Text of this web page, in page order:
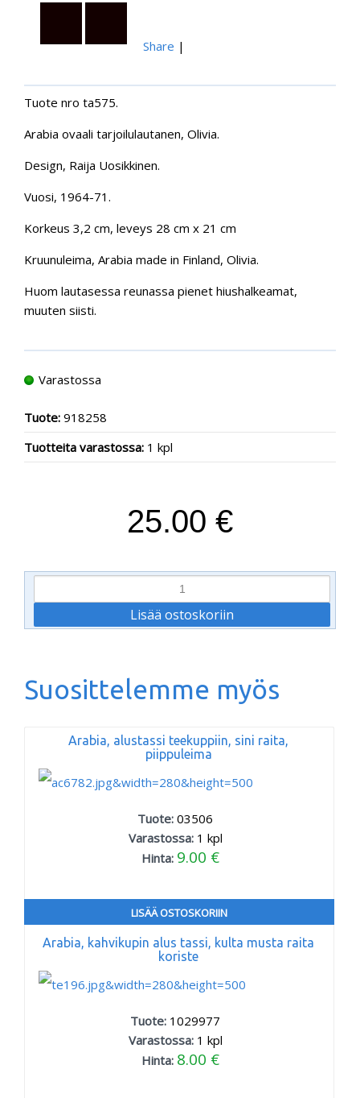
Share |
Tuote nro ta575.
Arabia ovaali tarjoilulautanen, Olivia.
Design, Raija Uosikkinen.
Vuosi, 1964-71.
Korkeus 3,2 cm, leveys 28 cm x 21 cm
Kruunuleima, Arabia made in Finland, Olivia.
Huom lautasessa reunassa pienet hiushalkeamat,
muuten siisti.
Varastossa
Tuote: 918258
Tuotteita varastossa: 1 kpl
25.00 €
Suosittelemme myös
Arabia, alustassi teekuppiin, sini raita,
piippuleima
Tuote:03506
Varastossa: 1 kpl
Hinta: 9.00 €
LISÄÄ OSTOSKORIIN
Arabia, kahvikupin alus tassi, kulta musta raita
koriste
Tuote: 1029977
Varastossa: 1 kpl
Hinta: 8.00 €